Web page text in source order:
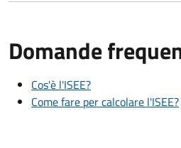
Domande
Cos'è l'ISEE?
Come fare per calcolare l'ISEE?